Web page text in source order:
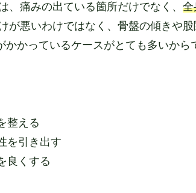
、痛みの出ている箇所だけでなく、 全
が悪いわけではなく、骨盤の傾きや
かっているケースがとても多いから
整える
を引き出す
良くする